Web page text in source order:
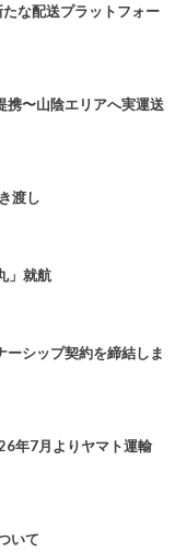
な配送プラットフォー
〜山陰エリアへ実運送
渡し
」就航
ーシップ契約を締結しま
年7月よりヤマト運輸
いて